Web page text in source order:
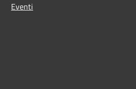
Eventi